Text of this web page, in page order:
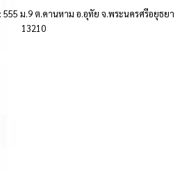
ม.9 ต.คานหาม อ.อุทัย จ.พระนครศรีอยุธยา
13210